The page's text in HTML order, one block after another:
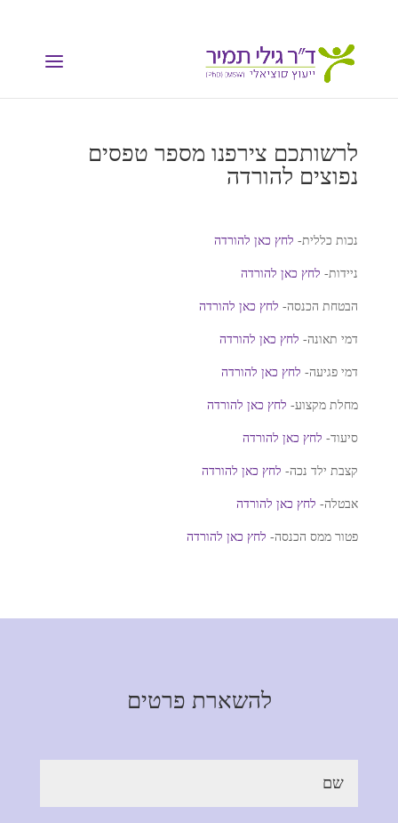
לרשותכם צירפנו מספר טפסים
נפוצים להורדה
נכות כללית- לחץ כאן להורדה
ניידות- לחץ כאן להורדה
הבטחת הכנסה- לחץ כאן להורדה
דמי תאונה- לחץ כאן להורדה
דמי פגיעה- לחץ כאן להורדה
מחלת מקצוע- לחץ כאן להורדה
סיעוד- לחץ כאן להורדה
קצבת ילד נכה- לחץ כאן להורדה
אבטלה- לחץ כאן להורדה
פטור ממס הכנסה- לחץ כאן להורדה
להשארת פרטים